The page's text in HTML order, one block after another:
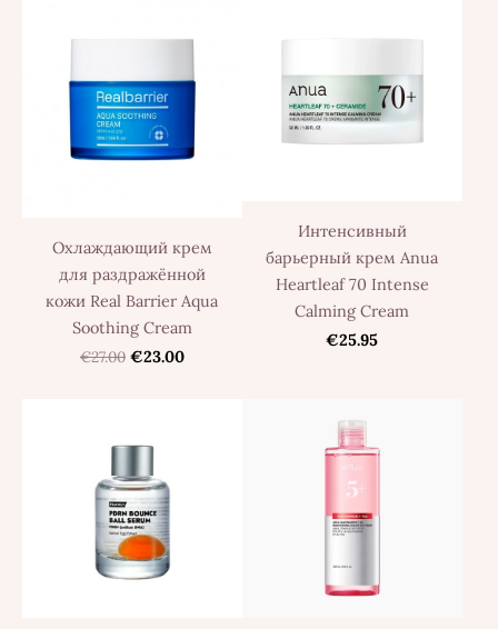
Охлаждающий крем
для раздражённой
кожи Real Barrier Aqua
Soothing Cream
€27.00 €23.00
Интенсивный
барьерный крем Anua
Heartleaf 70 Intense
Calming Cream
€25.95